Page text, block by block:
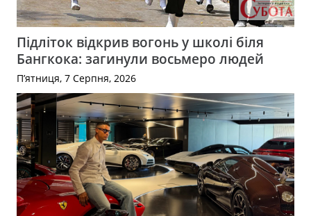
Підліток відкрив вогонь у школі біля
Бангкока: загинули восьмеро людей
П’ятниця, 7 Серпня, 2026